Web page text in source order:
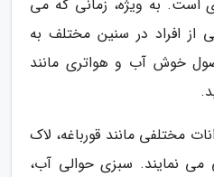
است. به ویژه، زمانی که می
از افراد در سنین مختلف به
خوش آب و هواتری مانند
مختلفی مانند قورباغه، لاک
نمایند. سبزی حوالی آب،